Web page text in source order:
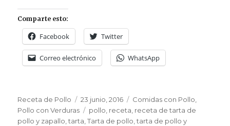
Comparte esto:
Facebook Twitter
Correo electrónico WhatsApp
Autor
Receta de Pollo
Publicado
el
23 junio, 2016 Categorías
Comidas con Pollo
Pollo con Verduras
Etiquetas
pollo receta receta de tarta de
pollo y zapallo ,tarta ,Tarta de pollo ,tarta de pollo y